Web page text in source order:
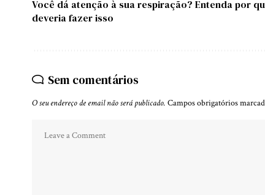
Você dá atenção à sua respiração? Entenda por
deveria fazer isso
Sem comentários
O seu endereço de email não será publicado. Campos obrigatórios